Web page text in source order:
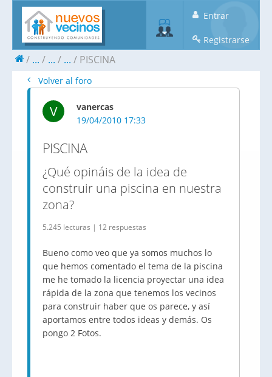
Entrar
Registrarse
... ... ... PISCINA
Volver al foro
V
vanercas
19/04/2010 17:33
PISCINA
¿Qué opináis de la idea de
construir una piscina en nuestra
zona?
5.245 lecturas | 12 respuestas
Bueno como veo que ya somos muchos lo
que hemos comentado el tema de la piscina
me he tomado la licencia proyectar una idea
rápida de la zona que tenemos los vecinos
para construir haber que os parece, y así
aportamos entre todos ideas y demás. Os
pongo 2 Fotos.